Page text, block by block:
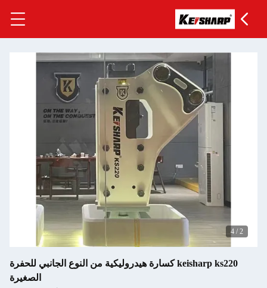
2
/
4
keisharp ks220 كسارة هيدروليكية من النوع الجانبي للحفرة
الصغيرة